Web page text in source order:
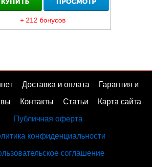
ПРОСМОТР
+ 212 бонусов
Доставка и оплата Гарантия и
Контакты Статьи Карта сайта
Публичная оферта
конфиденциальности
соглашение